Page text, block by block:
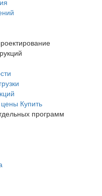
Купить
программ